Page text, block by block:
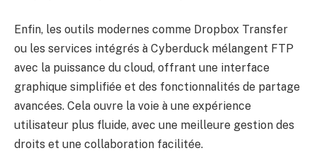
Enfin, les outils modernes comme Dropbox Transfer
ou les services intégrés à Cyberduck mélangent FTP
avec la puissance du cloud, offrant une interface
graphique simplifiée et des fonctionnalités de partage
avancées. Cela ouvre la voie à une expérience
utilisateur plus fluide, avec une meilleure gestion des
droits et une collaboration facilitée.